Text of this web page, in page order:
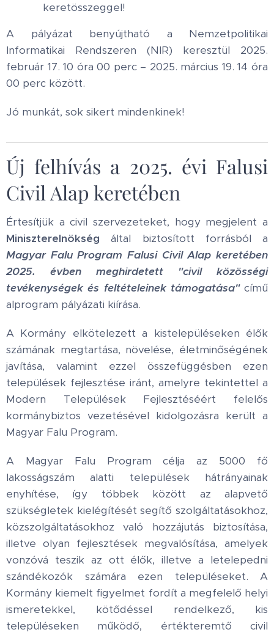
keretösszeggel!
A pályázat benyújtható a Nemzetpolitikai
Informatikai Rendszeren (NIR) keresztül 2025.
február 17. 10 óra 00 perc – 2025. március 19. 14 óra
00 perc között.
Jó munkát, sok sikert mindenkinek!
Új felhívás a 2025. évi Falusi
Civil Alap keretében
Értesítjük a civil szervezeteket, hogy megjelent a
Miniszterelnökségáltal biztosított forrásból a
Magyar Falu Program Falusi Civil Alap keretében
2025. évben meghirdetett "civil közösségi
tevékenységek és feltételeinek támogatása"című
alprogram pályázati kiírása.
A Kormány elkötelezett a kistelepüléseken élők
számának megtartása, növelése, életminőségének
javítása, valamint ezzel összefüggésben ezen
települések fejlesztése iránt, amelyre tekintettel a
Modern Települések Fejlesztéséért felelős
kormánybiztos vezetésével kidolgozásra került a
Magyar Falu Program.
A Magyar Falu Program célja az 5000 fő
lakosságszám alatti települések hátrányainak
enyhítése, így többek között az alapvető
szükségletek kielégítését segítő szolgáltatásokhoz,
közszolgáltatásokhoz való hozzájutás biztosítása,
illetve olyan fejlesztések megvalósítása, amelyek
vonzóvá teszik az ott élők, illetve a letelepedni
szándékozók számára ezen településeket. A
Kormány kiemelt figyelmet fordít a megfelelő helyi
ismeretekkel, kötődéssel rendelkező, kis
településeken működő, értékteremtő civil